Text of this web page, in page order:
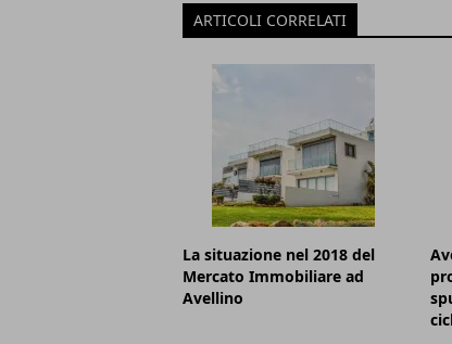
ARTICOLI CORRELATI
La situazione nel 2018 del
Mercato Immobiliare ad
Avellino